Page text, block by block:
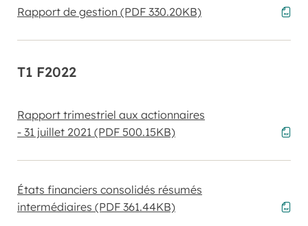
Rapport de gestion (PDF 330.20KB)
T1 F2022
Rapport trimestriel aux actionnaires
- 31 juillet 2021 (PDF 500.15KB)
États financiers consolidés résumés
intermédiaires (PDF 361.44KB)